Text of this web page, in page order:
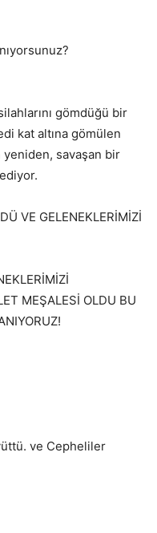
gömdüğü bir
kat altına gömülen
yeniden, savaşan bir
VE GELENEKLERİMİZİ
MEŞALESİ OLDU BU
ve Cepheliler